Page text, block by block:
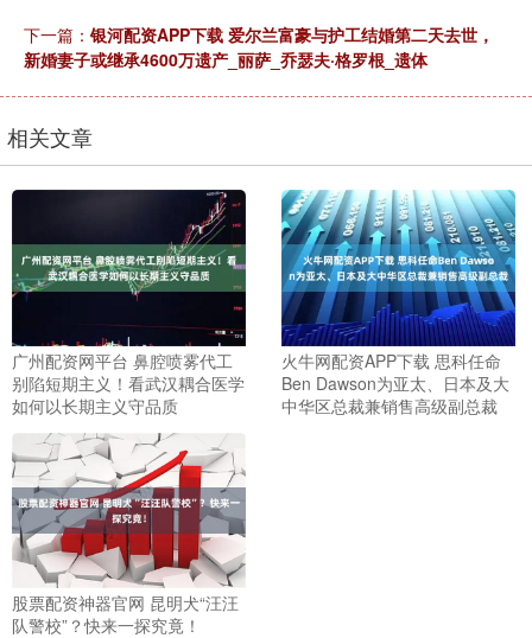
下一篇： 银河配资APP下载 爱尔兰富豪与护工结婚第二天去世，
新婚妻子或继承4600万遗产_丽萨_乔瑟夫·格罗根_遗体
相关文章
广州配资网平台 鼻腔喷雾代工
别陷短期主义！看武汉耦合医学
如何以长期主义守品质
火牛网配资APP下载 思科任命
Ben Dawson为亚太、日本及大
中华区总裁兼销售高级副总裁
股票配资神器官网 昆明犬“汪汪
队警校”？快来一探究竟！